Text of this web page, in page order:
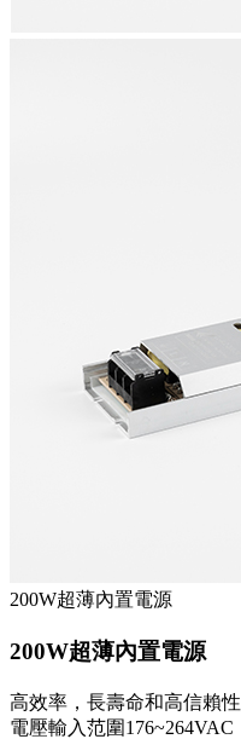
200W超薄內置電源
200W超薄內置電源
高效率，長壽命和高信賴性
電壓輸入范圍176~264VAC